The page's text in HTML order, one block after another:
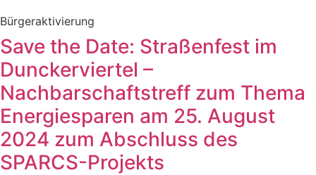
Bürgeraktivierung
Save the Date: Straßenfest im
Dunckerviertel –
Nachbarschaftstreff zum Thema
Energiesparen am 25. August
2024 zum Abschluss des
SPARCS-Projekts